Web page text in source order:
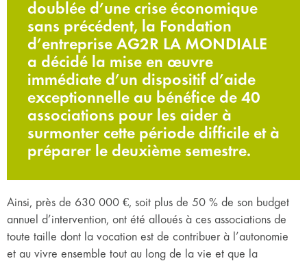
doublée d’une crise économique
sans précédent, la Fondation
d’entreprise AG2R LA MONDIALE
a décidé la mise en œuvre
immédiate d’un dispositif d’aide
exceptionnelle au bénéfice de 40
associations pour les aider à
surmonter cette période difficile et à
préparer le deuxième semestre.
Ainsi, près de 630 000 €, soit plus de 50 % de son budget
annuel d’intervention, ont été alloués à ces associations de
toute taille dont la vocation est de contribuer à l’autonomie
et au vivre ensemble tout au long de la vie et que la